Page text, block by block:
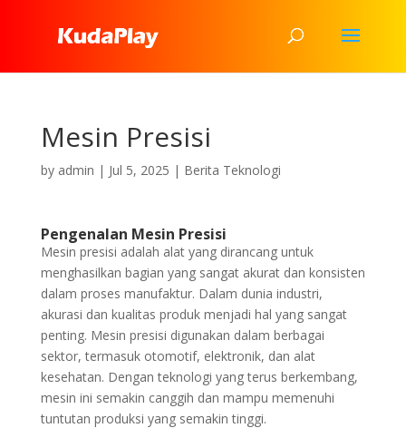
Mesin Presisi
by admin | Jul 5, 2025 | Berita Teknologi
Pengenalan Mesin Presisi
Mesin presisi adalah alat yang dirancang untuk
menghasilkan bagian yang sangat akurat dan konsisten
dalam proses manufaktur. Dalam dunia industri,
akurasi dan kualitas produk menjadi hal yang sangat
penting. Mesin presisi digunakan dalam berbagai
sektor, termasuk otomotif, elektronik, dan alat
kesehatan. Dengan teknologi yang terus berkembang,
mesin ini semakin canggih dan mampu memenuhi
tuntutan produksi yang semakin tinggi.